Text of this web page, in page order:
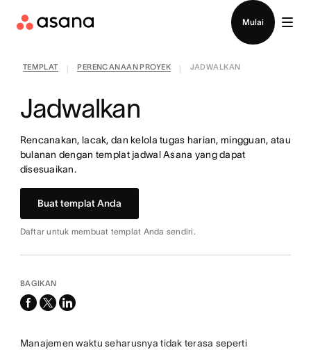
Mulai
TEMPLAT PERENCANAAN PROYEK JADWALKAN
Jadwalkan
Rencanakan, lacak, dan kelola tugas harian, mingguan, atau
bulanan dengan templat jadwal Asana yang dapat
disesuaikan.
Buat templat Anda
Daftar untuk membuat templat Anda sendiri.
BAGIKAN
facebook
x-
linkedin
Manajemen waktu seharusnya tidak terasa seperti